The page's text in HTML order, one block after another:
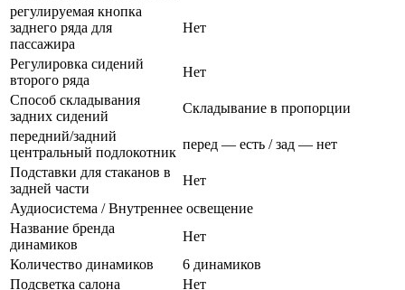
регулируемая кнопка
заднего ряда для
пассажира
Нет
Регулировка сидений
второго ряда
Нет
Способ складывания
задних сидений
Складывание в пропорции
передний/задний
центральный подлокотник
перед — есть / зад — нет
Подставки для стаканов в
задней части
Нет
Аудиосистема / Внутреннее освещение
Название бренда
динамиков
Нет
Количество динамиков
6 динамиков
Подсветка салона
Нет